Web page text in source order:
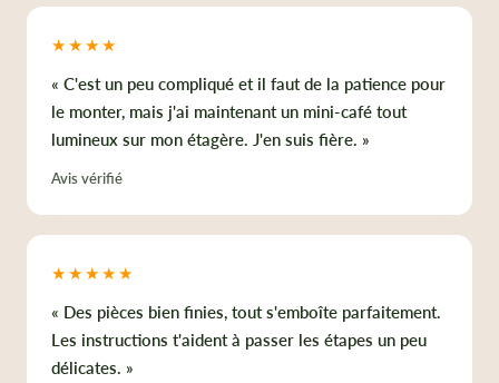
★★★★
« C'est un peu compliqué et il faut de la patience pour
le monter, mais j'ai maintenant un mini-café tout
lumineux sur mon étagère. J'en suis fière. »
Avis vérifié
★★★★★
« Des pièces bien finies, tout s'emboîte parfaitement.
Les instructions t'aident à passer les étapes un peu
délicates. »